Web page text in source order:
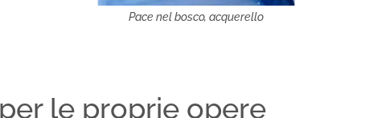
Pace nel bosco, acquerello
le proprie opere